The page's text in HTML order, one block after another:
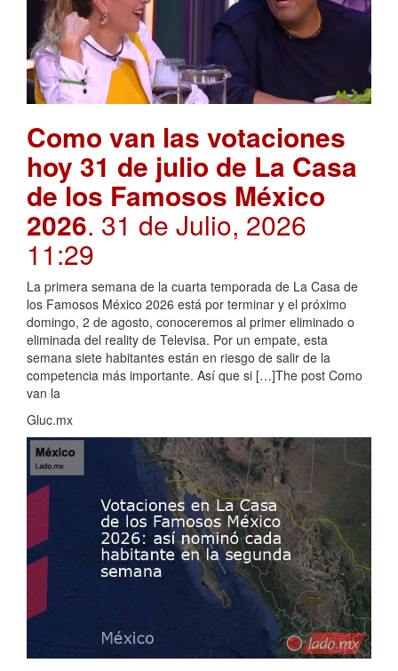
Como van las votaciones
hoy 31 de julio de La Casa
de los Famosos México
2026. 31 de Julio, 2026
11:29
La primera semana de la cuarta temporada de La Casa de
los Famosos México 2026 está por terminar y el próximo
domingo, 2 de agosto, conoceremos al primer eliminado o
eliminada del reality de Televisa. Por un empate, esta
semana siete habitantes están en riesgo de salir de la
competencia más importante. Así que si […]The post Como
van la
Gluc.mx